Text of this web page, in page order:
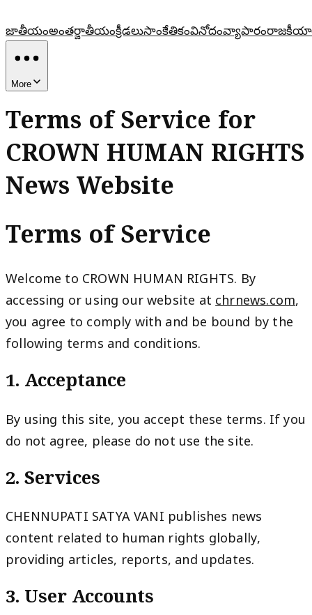
జాతీయంఅంతర్జాతీయంక్రీడలుసాంకేతికంవినోదంవ్యాపారం
More
Terms of Service for
CROWN HUMAN RIGHTS
News Website
Terms of Service
Welcome to CROWN HUMAN RIGHTS. By
accessing or using our website atchrnews.com,
you agree to comply with and be bound by the
following terms and conditions.
1. Acceptance
By using this site, you accept these terms. If you
do not agree, please do not use the site.
2. Services
CHENNUPATI SATYA VANI publishes news
content related to human rights globally,
providing articles, reports, and updates.
3. User Accounts